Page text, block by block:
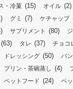
・冷菓 (15) オイル (2)
グミ (7) ケチャップ
サプリメント (80)
(63) タレ (37) チョコ
ドレッシング (50) パ
プリン・茶碗蒸し (4)
ペットフード (24) ペ